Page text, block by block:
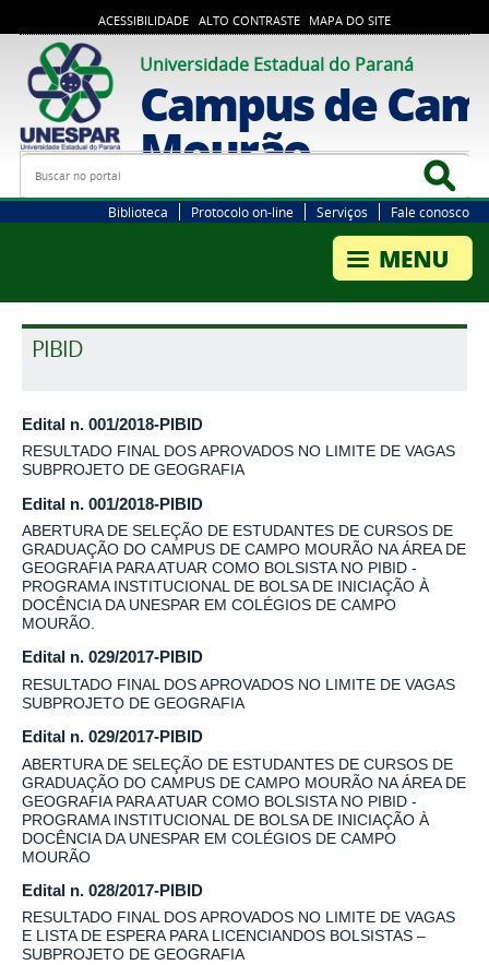
ACESSIBILIDADE ALTO CONTRASTE MAPA DO SITE
Universidade Estadual do Paraná
Campus de
Mourão
Busca
Biblioteca Protocolo on-line Serviços Fale conosco
PIBID
Edital n. 001/2018-PIBID
RESULTADO FINAL DOS APROVADOS NO LIMITE DE VAGAS
SUBPROJETO DE GEOGRAFIA
Edital n. 001/2018-PIBID
ABERTURA DE SELEÇÃO DE ESTUDANTES DE CURSOS DE
GRADUAÇÃO DO CAMPUS DE CAMPO MOURÃO NA ÁREA DE
GEOGRAFIA PARA ATUAR COMO BOLSISTA NO PIBID -
PROGRAMA INSTITUCIONAL DE BOLSA DE INICIAÇÃO À
DOCÊNCIA DA UNESPAR EM COLÉGIOS DE CAMPO
MOURÃO.
Edital n. 029/2017-PIBID
RESULTADO FINAL DOS APROVADOS NO LIMITE DE VAGAS
SUBPROJETO DE GEOGRAFIA
Edital n. 029/2017-PIBID
ABERTURA DE SELEÇÃO DE ESTUDANTES DE CURSOS DE
GRADUAÇÃO DO CAMPUS DE CAMPO MOURÃO NA ÁREA DE
GEOGRAFIA PARA ATUAR COMO BOLSISTA NO PIBID -
PROGRAMA INSTITUCIONAL DE BOLSA DE INICIAÇÃO À
DOCÊNCIA DA UNESPAR EM COLÉGIOS DE CAMPO
MOURÃO
Edital n. 028/2017-PIBID
RESULTADO FINAL DOS APROVADOS NO LIMITE DE VAGAS
E LISTA DE ESPERA PARA LICENCIANDOS BOLSISTAS –
SUBPROJETO DE GEOGRAFIA